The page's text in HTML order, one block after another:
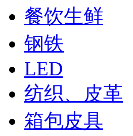
餐饮生鲜
钢铁
LED
纺织、皮革
箱包皮具